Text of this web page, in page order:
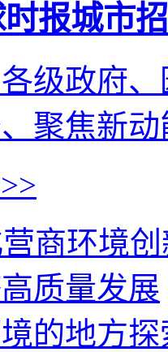
报城市
级政府
聚焦新
商环境
质量发展
的地方